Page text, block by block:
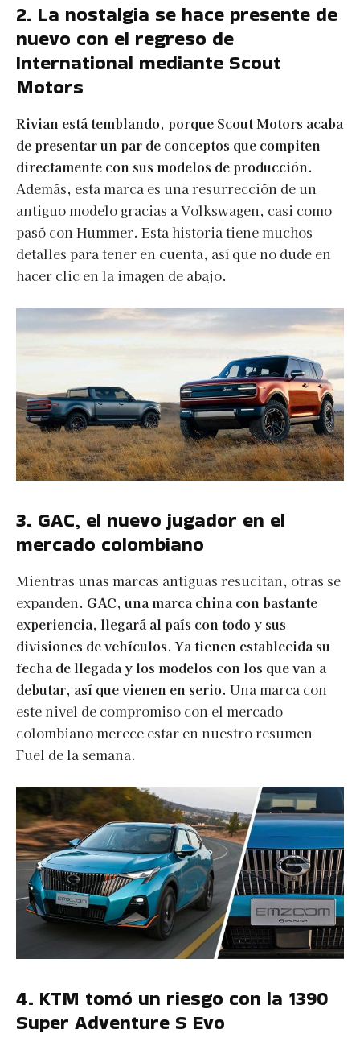
2. La nostalgia se hace presente de
nuevo con el regreso de
International mediante Scout
Motors
Rivian está temblando, porque Scout Motors acaba
de presentar un par de conceptos que compiten
directamente con sus modelos de producción.
Además, esta marca es una resurrección de un
antiguo modelo gracias a Volkswagen, casi como
pasó con Hummer. Esta historia tiene muchos
detalles para tener en cuenta, así que no dude en
hacer clic en la imagen de abajo.
3. GAC, el nuevo jugador en el
mercado colombiano
Mientras unas marcas antiguas resucitan, otras se
expanden. GAC, una marca china con bastante
experiencia, llegará al país con todo y sus
divisiones de vehículos. Ya tienen establecida su
fecha de llegada y los modelos con los que van a
debutar, así que vienen en serio. Una marca con
este nivel de compromiso con el mercado
colombiano merece estar en nuestro resumen
Fuel de la semana.
4. KTM tomó un riesgo con la 1390
Super Adventure S Evo